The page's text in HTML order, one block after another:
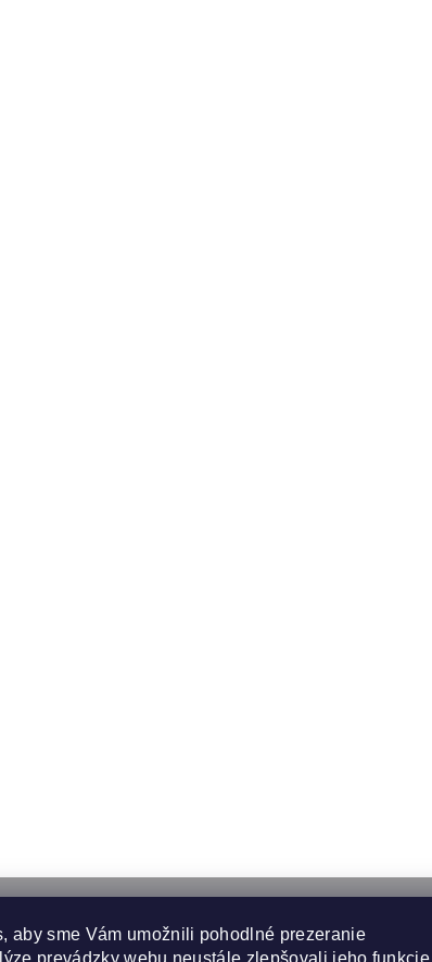
aby sme Vám umožnili pohodlné prezeranie
prevádzky webu neustále zlepšovali jeho funkcie,